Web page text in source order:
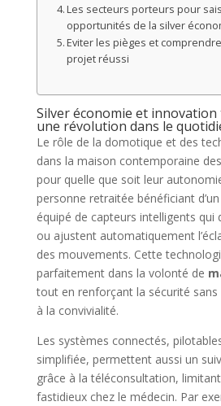
Les secteurs porteurs pour
opportunités de la silver
Eviter les pièges et
projet réussi
Silver économie et
une révolution dans le
Le rôle de la domotique et des
dans la maison contemporaine
pour quelle que soit leur
personne retraitée bénéficiant
équipé de capteurs intelligents qui
ou ajustent automatiquement
des mouvements. Cette
parfaitement dans la volonté de
tout en renforçant la sécurité
à la convivialité.
Les systèmes connectés,
simplifiée, permettent aussi un
grâce à la téléconsultation,
fastidieux chez le médecin. Par